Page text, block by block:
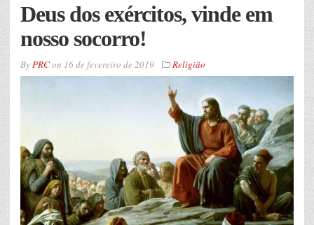
Deus dos exércitos, vinde em
nosso socorro!
ByPRCon 16 de fevereiro de 2019 Religião